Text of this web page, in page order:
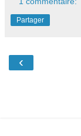
Partager
‹